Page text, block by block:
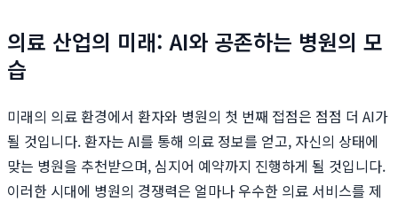
의료 산업의 미래: AI와 공존하는 병원의 모
습
미래의 의료 환경에서 환자와 병원의 첫 번째 접점은 점점 더 AI가
될 것입니다. 환자는 AI를 통해 의료 정보를 얻고, 자신의 상태에
맞는 병원을 추천받으며, 심지어 예약까지 진행하게 될 것입니다.
이러한 시대에 병원의 경쟁력은 얼마나 우수한 의료 서비스를 제